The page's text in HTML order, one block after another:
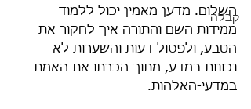
קבלה
השלום. מדען מאמין יכול ללמוד
ממידות השם והתורה איך לחקור את
הטבע, ולפסול דעות והשערות לא
נכונות במדע, מתוך הכרתו את האמת
במדעי-האלהות.